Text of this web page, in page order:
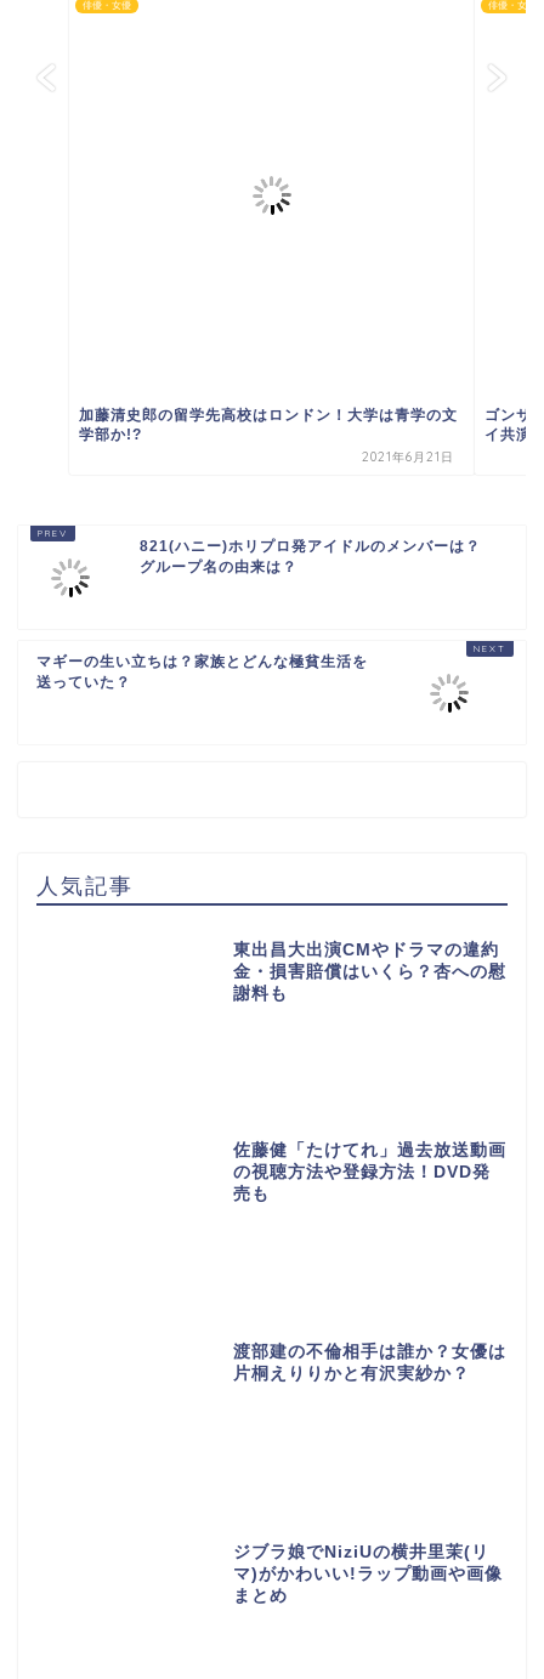
俳優・女優
加藤清史郎の留学先高校はロンドン！大学は青学の文
学部か!?
2021年6月21日
俳優・女優
ゴンサ
イ共演
821(ハニー)ホリプロ発アイドルのメンバーは？
グループ名の由来は？
マギーの生い立ちは？家族とどんな極貧生活を
送っていた？
人気記事
東出昌大出演CMやドラマの違約
金・損害賠償はいくら？杏への慰
謝料も
佐藤健「たけてれ」過去放送動画
の視聴方法や登録方法！DVD発
売も
渡部建の不倫相手は誰か？女優は
片桐えりりかと有沢実紗か？
ジブラ娘でNiziUの横井里茉(リ
マ)がかわいい!ラップ動画や画像
まとめ